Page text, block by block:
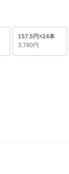
157.5円×24本
3,780円